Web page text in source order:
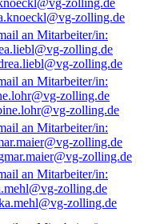
zolling.de
zolling.de
zolling.de
zolling.de
zolling.de